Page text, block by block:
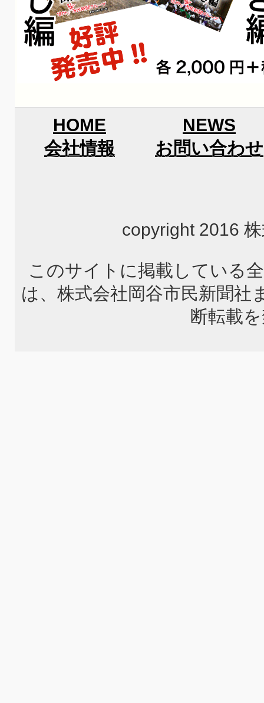
HOME
NEWS
会社情報
お問い合わせ
copyright 2016
このサイトに掲載している
は、株式会社岡谷市民新聞社
断転載